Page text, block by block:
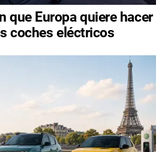
que Europa quiere hacer
coches eléctricos